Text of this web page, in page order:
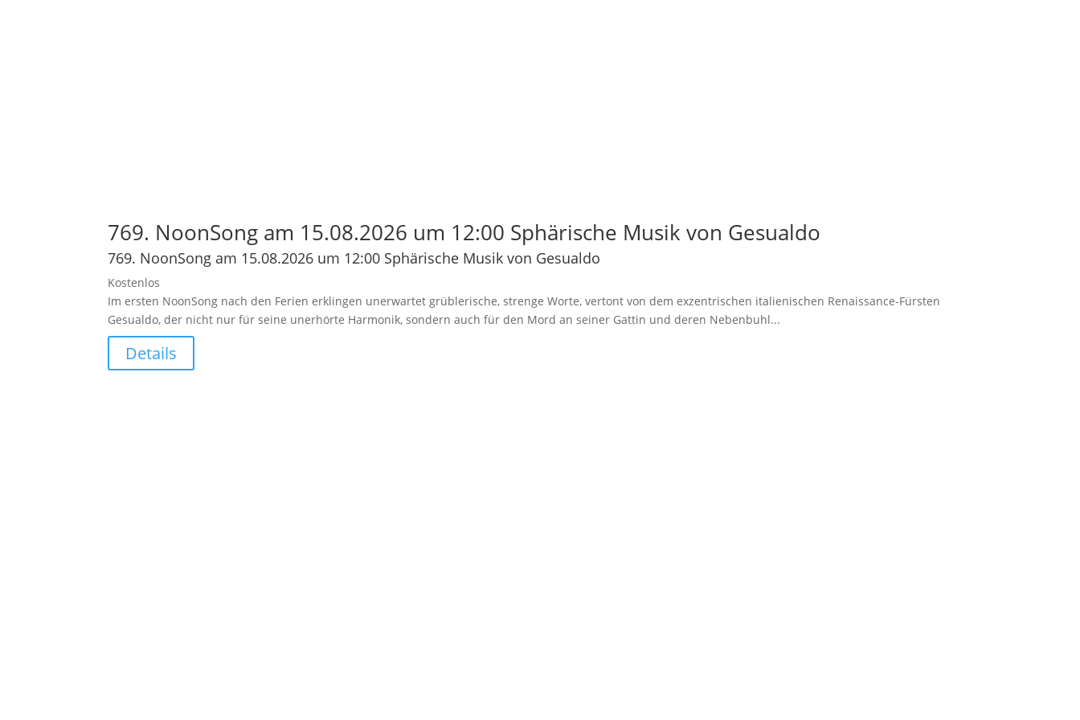
769. NoonSong am 15.08.2026 um 12:00 Sphärische Musik von Gesualdo
769. NoonSong am 15.08.2026 um 12:00 Sphärische Musik von Gesualdo
Kostenlos
Im ersten NoonSong nach den Ferien erklingen unerwartet grüblerische, strenge Worte, vertont von dem exzentrischen italienischen Renaissance-Fürsten
Gesualdo, der nicht nur für seine unerhörte Harmonik, sondern auch für den Mord an seiner Gattin und deren Nebenbuhl...
Details